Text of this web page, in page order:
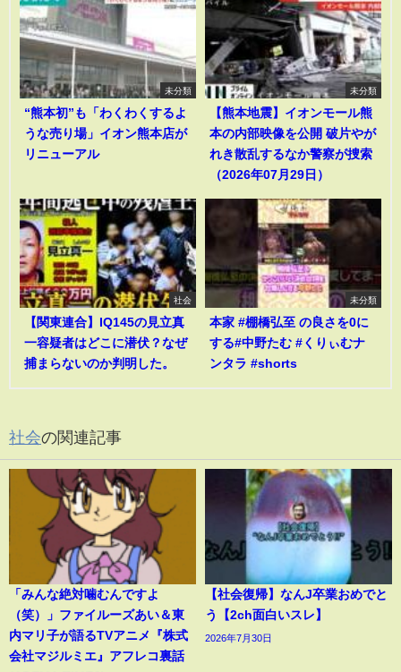
未分類
“熊本初”も「わくわくするよ
うな売り場」イオン熊本店が
リニューアル
未分類
【熊本地震】イオンモール熊
本の内部映像を公開 破片やが
れき散乱するなか警察が捜索
（2026年07月29日）
社会
【関東連合】IQ145の見立真
一容疑者はどこに潜伏？なぜ
捕まらないのか判明した。
未分類
本家 #棚橋弘至 の良さを0に
する#中野たむ #くりぃむナ
ンタラ #shorts
社会の関連記事
「みんな絶対噛むんですよ
（笑）」ファイルーズあい＆東
内マリ子が語るTVアニメ『株式
会社マジルミエ』アフレコ裏話
【社会復帰】なんJ卒業おめでと
う【2ch面白いスレ】
2026年7月30日